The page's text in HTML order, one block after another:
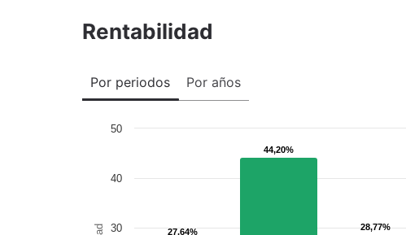
Rentabilidad
Por periodos Por años
27,64%
27,64%
44,20%
44,20%
28,77%
28,77%
30
40
50